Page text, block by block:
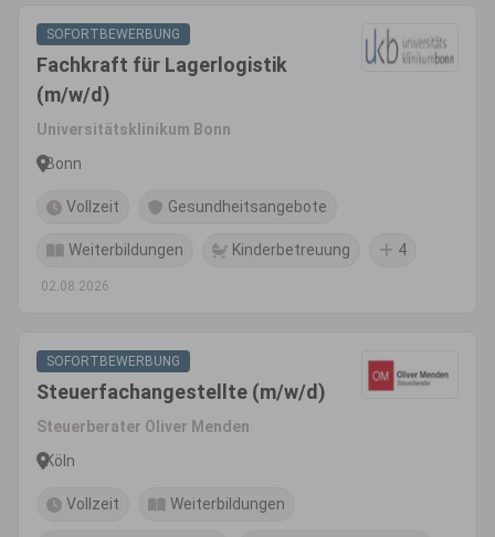
SOFORTBEWERBUNG
Fachkraft für Lagerlogistik
(m/w/d)
Universitätsklinikum Bonn
Bonn
Vollzeit Gesundheitsangebote
Weiterbildungen Kinderbetreuung 4
02.08.2026
SOFORTBEWERBUNG
Steuerfachangestellte (m/w/d)
Steuerberater Oliver Menden
Köln
Vollzeit Weiterbildungen